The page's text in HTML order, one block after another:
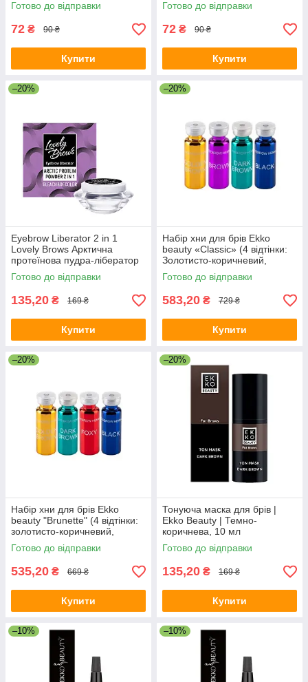
Готово до відправки
72 ₴ 90 ₴
Купити
Готово до відправки
72 ₴ 90 ₴
Купити
–20%
Eyebrow Liberator 2 in 1
Lovely Brows Арктична
протеїнова пудра-лібератор
для освітлення брів
Готово до відправки
135,20 ₴ 169 ₴
Купити
–20%
Набір хни для брів Ekko
beauty «Classic» (4 відтінки:
Золотисто-коричневий,
Коричневий, Темно-
коричневий, Чорний)
Готово до відправки
583,20 ₴ 729 ₴
Купити
–20%
Набір хни для брів Ekko
beauty "Brunette" (4 відтінки:
золотисто-коричневий,
темно-коричневий, чорний,
рудий)
Готово до відправки
535,20 ₴ 669 ₴
Купити
–20%
Тонуюча маска для брів |
Ekko Beauty | Темно-
коричнева, 10 мл
Готово до відправки
135,20 ₴ 169 ₴
Купити
–10% –10%